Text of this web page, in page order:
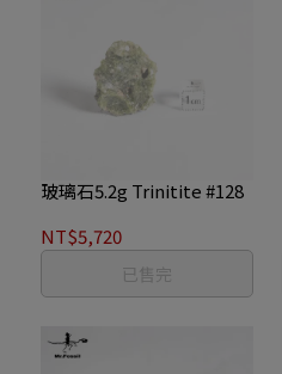
玻璃石5.2g Trinitite #128
NT$5,720
已售完